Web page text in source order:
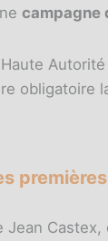
campagne
obligatoire